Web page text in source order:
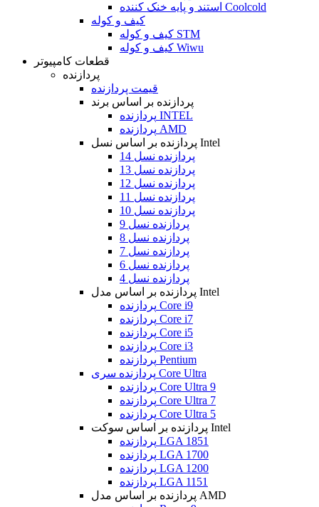
استند و پایه خنک کننده Coolcold
کیف و کوله
کیف و کوله STM
کیف و کوله Wiwu
قطعات کامپیوتر
پردازنده
قیمت پردازنده
پردازنده بر اساس برند
پردازنده INTEL
پردازنده AMD
پردازنده بر اساس نسل Intel
پردازنده نسل 14
پردازنده نسل 13
پردازنده نسل 12
پردازنده نسل 11
پردازنده نسل 10
پردازنده نسل 9
پردازنده نسل 8
پردازنده نسل 7
پردازنده نسل 6
پردازنده نسل 4
پردازنده بر اساس مدل Intel
پردازنده Core i9
پردازنده Core i7
پردازنده Core i5
پردازنده Core i3
پردازنده Pentium
پردازنده سری Core Ultra
پردازنده Core Ultra 9
پردازنده Core Ultra 7
پردازنده Core Ultra 5
پردازنده بر اساس سوکت Intel
پردازنده LGA 1851
پردازنده LGA 1700
پردازنده LGA 1200
پردازنده LGA 1151
پردازنده بر اساس مدل AMD